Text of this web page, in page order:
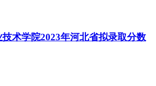
术学院2023年河北省拟录取分数